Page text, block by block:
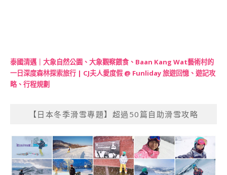
泰國清邁｜大象自然公園、大象觀察餵食、Baan Kang Wat藝術村的
一日深度森林探索旅行 | CJ夫人愛度假 @ Funliday 旅遊回憶、遊記攻
略、行程規劃
【日本冬季滑雪專題】超過50篇自助滑雪攻略